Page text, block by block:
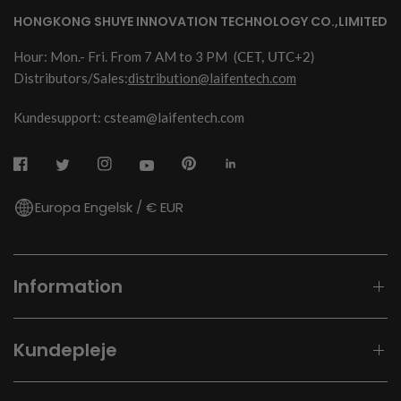
HONGKONG SHUYE INNOVATION TECHNOLOGY CO.,LIMITED
Hour: Mon.- Fri. From 7 AM to 3 PM (CET, UTC+2)
Distributors/Sales:distribution@laifentech.com
Kundesupport: csteam@laifentech.com
Europa Engelsk / € EUR
Information
Kundepleje